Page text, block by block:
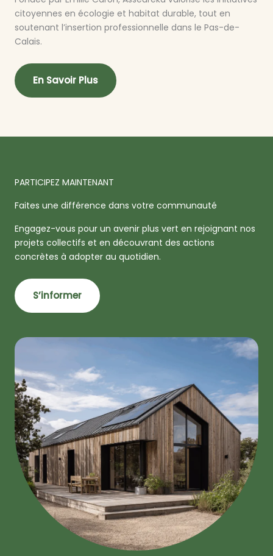
citoyennes en écologie et habitat durable, tout en
soutenant l’insertion professionnelle dans le Pas-de-
Calais.
En Savoir Plus
PARTICIPEZ MAINTENANT
Faites une différence dans votre communauté
Engagez-vous pour un avenir plus vert en rejoignant nos
projets collectifs et en découvrant des actions
concrètes à adopter au quotidien.
S’informer